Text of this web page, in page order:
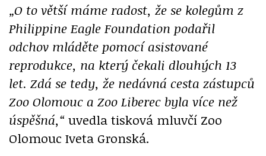
„O to větší máme radost, že se kolegům z
Philippine Eagle Foundation podařil
odchov mláděte pomocí asistované
reprodukce, na který čekali dlouhých 13
let. Zdá se tedy, že nedávná cesta zástupců
Zoo Olomouc a Zoo Liberec byla více než
úspěšná,“ uvedla tisková mluvčí Zoo
Olomouc Iveta Gronská.